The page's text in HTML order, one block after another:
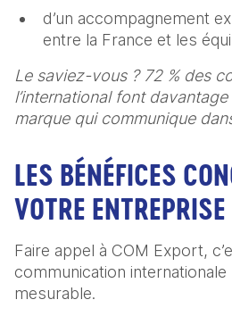
d’un accompagnement
entre la France et les
Le saviez-vous ? 72 % des
l’international font
marque qui communique
LES BÉNÉFICES
VOTRE ENTREPRISE
Faire appel à COM Export,
communication
mesurable.